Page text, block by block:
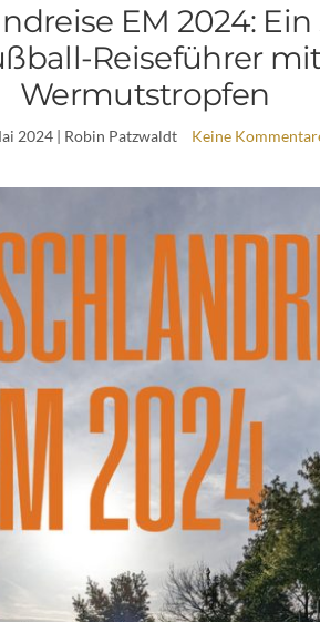
EM 2024:
Reiseführer
Wermutstropfen
2024 | Robin Patzwaldt Keine